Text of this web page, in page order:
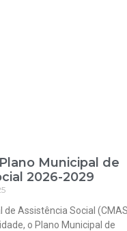
Municipal de
2026-2029
de Assistência Social
o Plano Municipal de